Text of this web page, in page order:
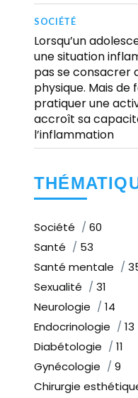
SOCIÉTÉ
Lorsqu’un
une situation
pas se consacrer
physique. Mais
pratiquer une
accroît sa
l’inflammation
Société
60
Santé
53
Santé mentale
Sexualité
31
Neurologie
14
Endocrinologie
13
Diabétologie
11
Gynécologie
9
Chirurgie